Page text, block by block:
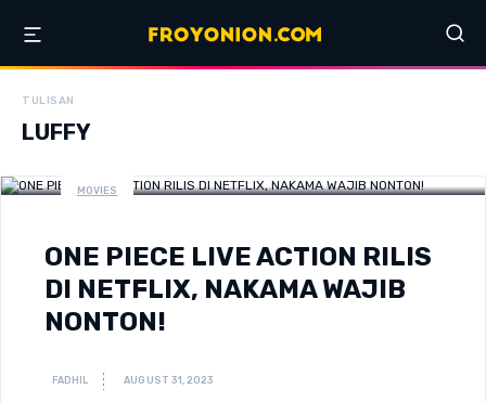
TULISAN
LUFFY
MOVIES
ONE PIECE LIVE ACTION RILIS
DI NETFLIX, NAKAMA WAJIB
NONTON!
FADHIL AUGUST 31, 2023